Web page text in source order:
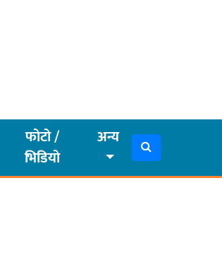
फोटो /
भिडियो
अन्य